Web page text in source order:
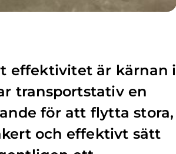
effektivitet är kärnan i
transportstativ en
för att flytta stora,
och effektivt sätt